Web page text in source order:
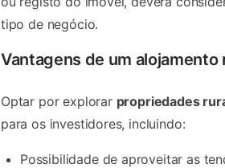
tipo de negócio.
Vantagens de um alojamento
Optar por explorar propriedades
para os investidores, incluindo:
Possibilidade de aproveitar as